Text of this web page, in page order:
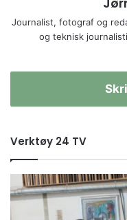
Journalist, fotograf og
og teknisk
Verktøy 24 TV